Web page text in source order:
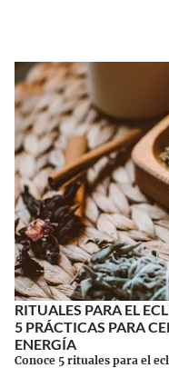
RITUALES PARA EL
5 PRÁCTICAS PARA
ENERGÍA
Conoce 5 rituales para el